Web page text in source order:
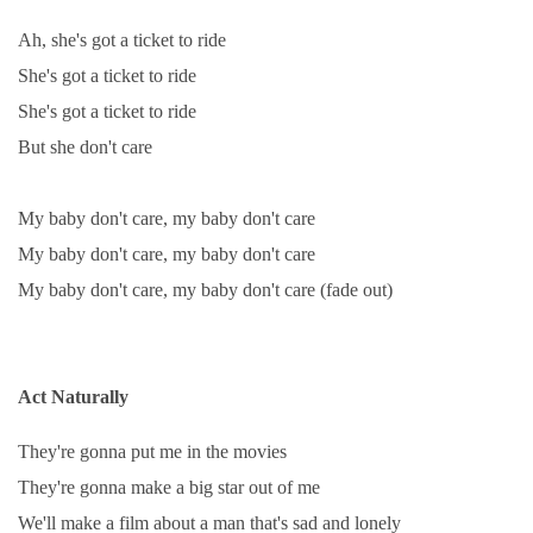
Ah, she's got a ticket to ride
She's got a ticket to ride
She's got a ticket to ride
But she don't care
My baby don't care, my baby don't care
My baby don't care, my baby don't care
My baby don't care, my baby don't care (fade out)
Act Naturally
They're gonna put me in the movies
They're gonna make a big star out of me
We'll make a film about a man that's sad and lonely